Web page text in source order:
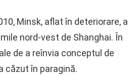
Minsk, aflat în deteriorare, a
nord-vest de Shanghai. În
de a reînvia conceptul de
căzut în paragină.